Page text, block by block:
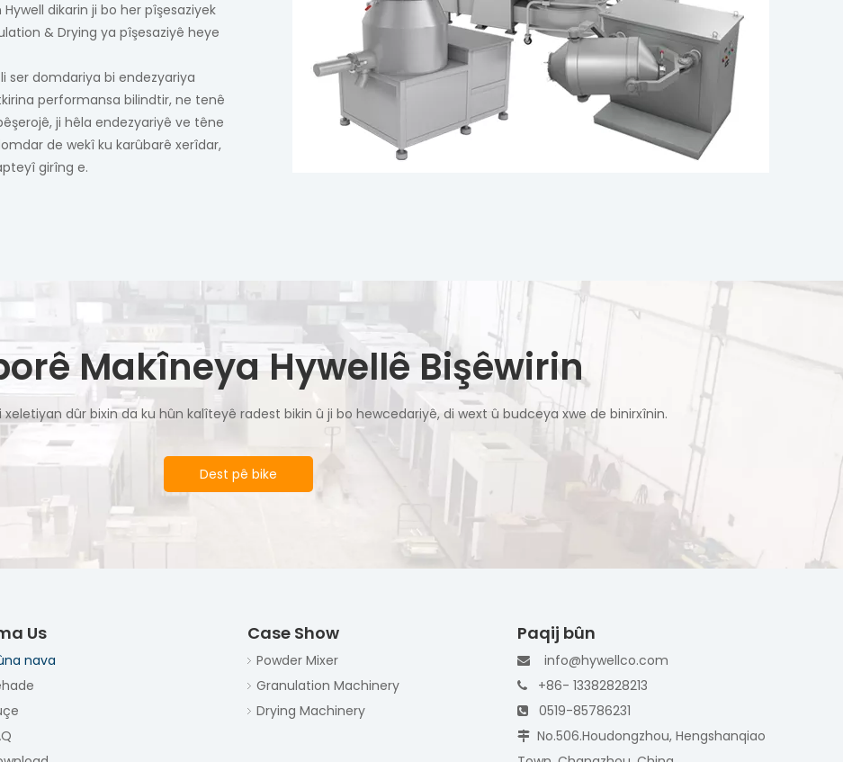
dikarin ji bo her pîşesaziyek
& Drying ya pîşesaziyê heye
ser domdariya bi endezyariya
performansa bilindtir, ne tenê
ji hêla endezyariyê ve têne
de wekî ku karûbarê xerîdar,
girîng e.
Makîneya Hywellê Bişêwirin
xeletiyan dûr bixin da ku hûn kalîteyê radest bikin û ji bo hewcedariyê, di wext û budceya xwe de binirxînin.
Dest pê bike
Us
nava
Case Show
Powder Mixer
Granulation Machinery
Drying Machinery
Paqij bûn
 info@hywellco.com
 +86- 13382828213
 0519-85786231
 No.506.Houdongzhou, Hengshanqiao